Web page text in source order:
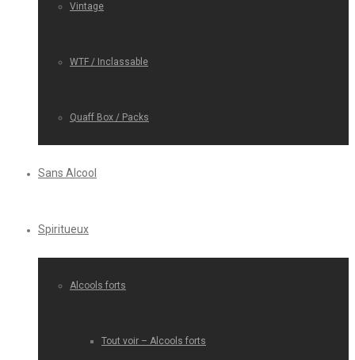
Vintage
WTF / Inclassable
Quaff Box / Packs
Sans Alcool
Spiritueux
Alcools forts
Tout voir – Alcools forts